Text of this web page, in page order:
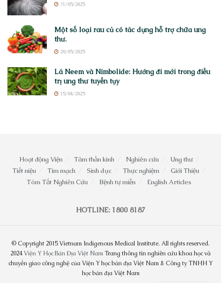
31/05/2025
Một số loại rau củ có tác dụng hỗ trợ chữa ung
thư.
20/05/2025
Lá Neem và Nimbolide: Hướng đi mới trong điều
trị ung thư tuyến tụy
15/04/2025
Hoạt động Viện Tâm thần kinh Nghiên cứu
Ung thư
Tiết niệu
Tim mạch Sinh dục Thực nghiệm
Giới Thiệu
Tóm Tắt Nghiên Cứu
Bệnh tự miễn English Articles
HOTLINE: 1800 8187
© Copyright 2015 Vietnam Indigenous Medical Institute. All rights reserved.
2024Viện Y Học Bản Địa Việt NamTrang thông tin nghiên cứu khoa học và
chuyển giao công nghệ của Viện Y học bản địa Việt Nam & Công ty TNHH Y
học bản địa Việt Nam